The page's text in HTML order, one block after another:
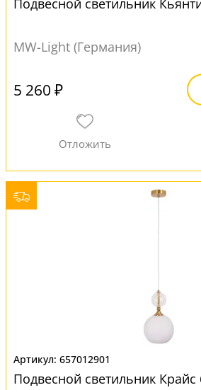
Подвесной светильник
MW-Light (Германия)
5 260 ₽
657012901
Подвесной светильник Крайс